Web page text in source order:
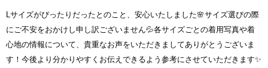
Lサイズがぴったりだったとのこと、安心いたしました🌸サイズ選びの際
にご不安をおかけし申し訳ございません💦各サイズごとの着用写真や着
心地の情報について、貴重なお声をいただきましてありがとうございま
す！今後より分かりやすくお伝えできるよう参考にさせていただきます✨